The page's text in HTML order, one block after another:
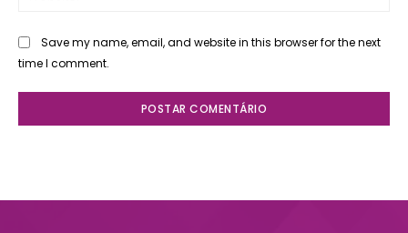
Save my name, email, and website in this browser for the next
time I comment.